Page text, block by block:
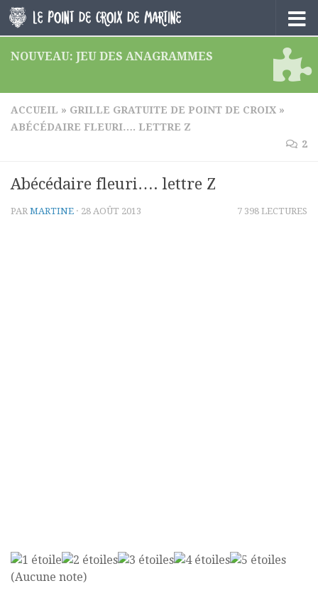
Skip to content
NOUVEAU: JEU DES ANAGRAMMES
ACCUEIL » GRILLE GRATUITE DE POINT DE CROIX »
ABÉCÉDAIRE FLEURI…. LETTRE Z
2
Abécédaire fleuri…. lettre Z
PAR MARTINE · 28 AOÛT 2013 7 398 LECTURES
(Aucune note)